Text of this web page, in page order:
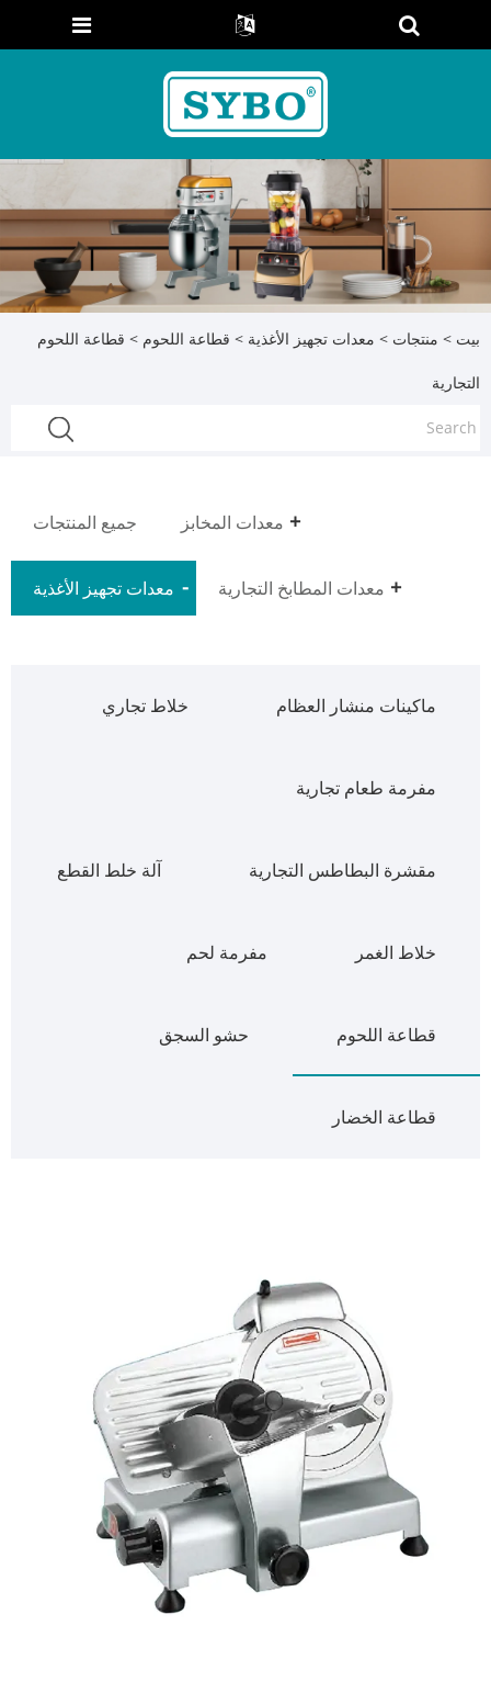
بيت > منتجات > معدات تجهيز الأغذية > قطاعة اللحوم > قطاعة اللحوم
التجارية
جميع المنتجات معدات المخابز
معدات تجهيز الأغذية معدات المطابخ التجارية
ماكينات منشار العظام خلاط تجاري
مفرمة طعام تجارية
مقشرة البطاطس التجارية آلة خلط القطع
خلاط الغمر مفرمة لحم
قطاعة اللحوم حشو السجق
قطاعة الخضار